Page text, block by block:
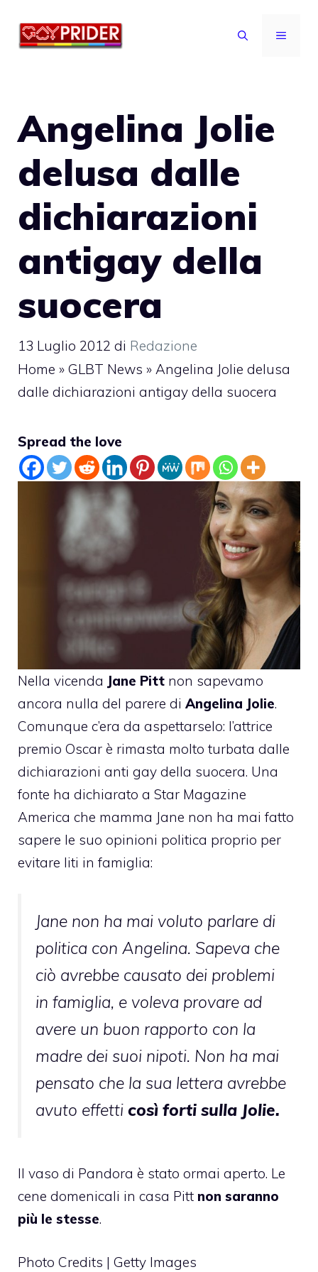
MENU
Angelina Jolie
delusa dalle
dichiarazioni
antigay della
suocera
13 Luglio 2012 di Redazione
Home » GLBT News » Angelina Jolie delusa
dalle dichiarazioni antigay della suocera
Spread the love
Nella vicenda Jane Pitt non sapevamo
ancora nulla del parere di Angelina Jolie.
Comunque c’era da aspettarselo: l’attrice
premio Oscar è rimasta molto turbata dalle
dichiarazioni anti gay della suocera. Una
fonte ha dichiarato a Star Magazine
America che mamma Jane non ha mai fatto
sapere le suo opinioni politica proprio per
evitare liti in famiglia:
Jane non ha mai voluto parlare di
politica con Angelina. Sapeva che
ciò avrebbe causato dei problemi
in famiglia, e voleva provare ad
avere un buon rapporto con la
madre dei suoi nipoti. Non ha mai
pensato che la sua lettera avrebbe
avuto effetti così forti sulla Jolie.
Il vaso di Pandora è stato ormai aperto. Le
cene domenicali in casa Pitt non saranno
più le stesse.
Photo Credits | Getty Images